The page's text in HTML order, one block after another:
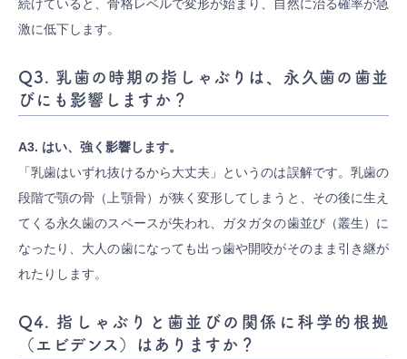
続けていると、骨格レベルで変形が始まり、自然に治る確率が急
激に低下します。
Q3. 乳歯の時期の指しゃぶりは、永久歯の歯並
びにも影響しますか？
A3. はい、強く影響します。
「乳歯はいずれ抜けるから大丈夫」というのは誤解です。乳歯の
段階で顎の骨（上顎骨）が狭く変形してしまうと、その後に生え
てくる永久歯のスペースが失われ、ガタガタの歯並び（叢生）に
なったり、大人の歯になっても出っ歯や開咬がそのまま引き継が
れたりします。
Q4. 指しゃぶりと歯並びの関係に科学的根拠
（エビデンス）はありますか？